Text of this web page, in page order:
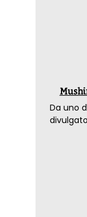
Da uno